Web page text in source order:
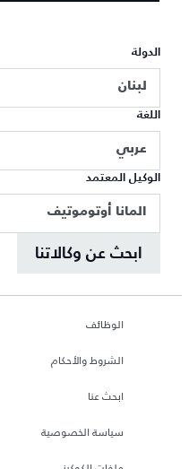
الدولة
لبنان
اللغة
عربي
الوكيل المعتمد
المانا أوتوموتيف
ابحث عن وكالاتنا
الوظائف
الشروط والأحكام
ابحث عنا
سياسة الخصوصية